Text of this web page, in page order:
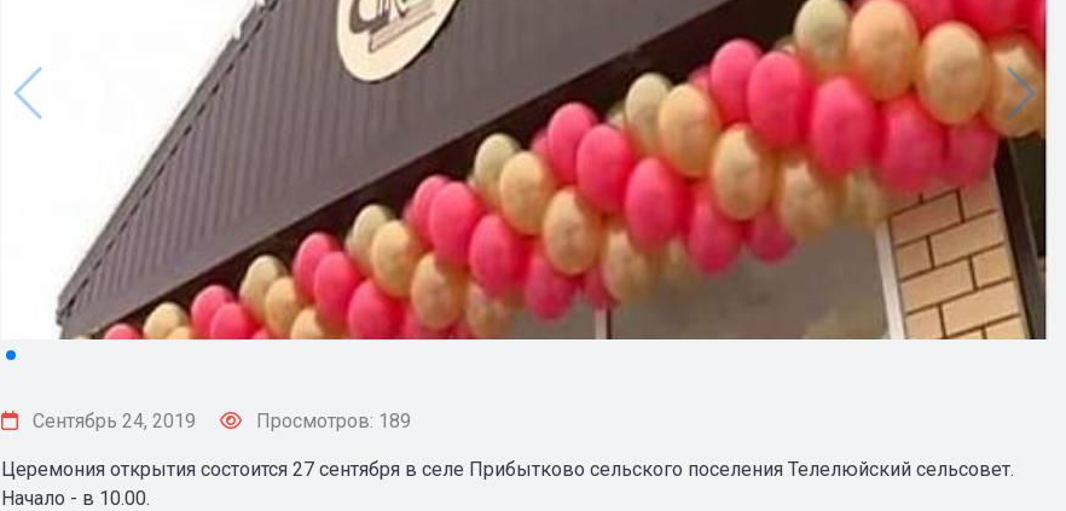
Сентябрь 24, 2019 Просмотров: 189
Церемония открытия состоится 27 сентября в селе Прибытково сельского поселения Телелюйский сельсовет.
Начало - в 10.00.